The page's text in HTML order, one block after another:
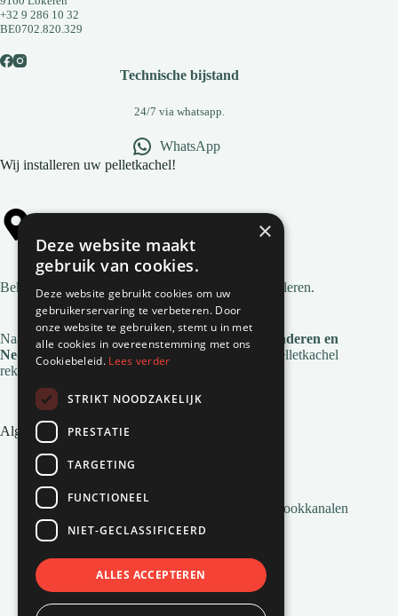
+32 9 286 10 32
BE0702.820.329
Technische bijstand
24/7 via whatsapp.
WhatsApp
Wij installeren uw pelletkachel!
Alle gemeentes
Bekijkalle gemeentes waar wij pelletkachels installeren.
Naast deze regio's zijn we ook actief in
heel Vlaanderen en
Nederland . Voor de installatie en service van je pelletkachel
reken je op Natuurvlam!
Algemene links
Pelletkachel zonder afvoer
Inbouw pelletkachels
Installatie en montage
Alles wat je moet weten over Pelletkachel Rookkanalen
Pellets bestellen
Veelgestelde vragen
Pelletkachels van Natuurvlam
Pellets voor pelletkachels
Airco’s van Natuurvlam
Het ontstaan van pelletkachels
×
Deze website maakt
gebruik van cookies.
Deze website gebruikt cookies om uw
gebruikerservaring te verbeteren. Door
onze website te gebruiken, stemt u in met
alle cookies in overeenstemming met ons
Cookiebeleid. Lees verder
STRIKT NOODZAKELIJK
PRESTATIE
TARGETING
FUNCTIONEEL
NIET-GECLASSIFICEERD
ALLES ACCEPTEREN